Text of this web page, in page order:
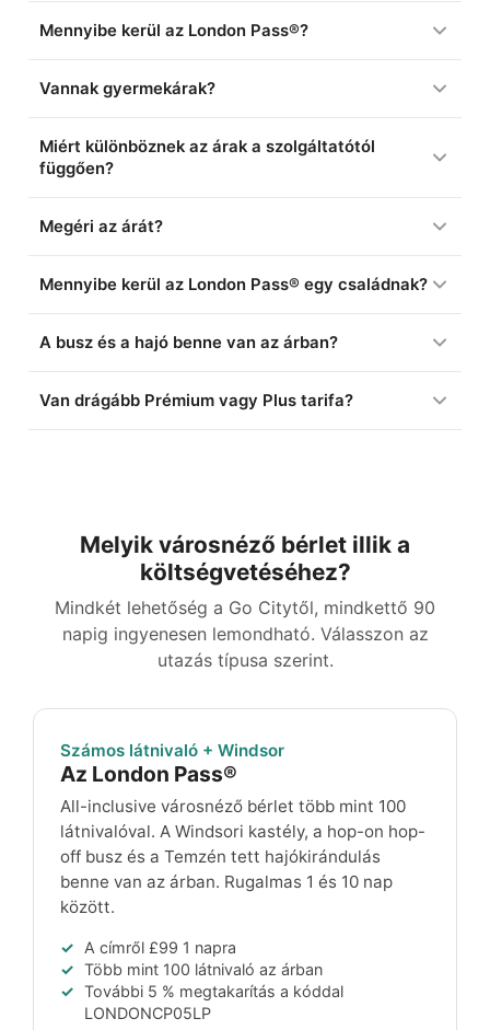
Mennyibe kerül az London Pass®?
Vannak gyermekárak?
Miért különböznek az árak a szolgáltatótól
függően?
Megéri az árát?
Mennyibe kerül az London Pass® egy családnak?
A busz és a hajó benne van az árban?
Van drágább Prémium vagy Plus tarifa?
Melyik városnéző bérlet illik a
költségvetéséhez?
Mindkét lehetőség a Go Citytől, mindkettő 90
napig ingyenesen lemondható. Válasszon az
utazás típusa szerint.
Számos látnivaló + Windsor
Az London Pass®
All-inclusive városnéző bérlet több mint 100
látnivalóval. A Windsori kastély, a hop-on hop-
off busz és a Temzén tett hajókirándulás
benne van az árban. Rugalmas 1 és 10 nap
között.
A címről £99 1 napra
Több mint 100 látnivaló az árban
További 5 % megtakarítás a kóddal
LONDONCP05LP